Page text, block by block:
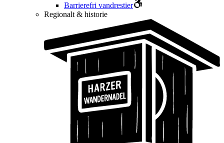
Barrierefri vandrestier
Regionalt & historie